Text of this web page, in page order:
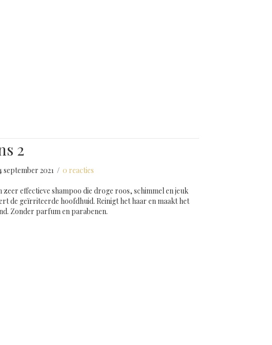
2
september 2021 / 0 reacties
zeer effectieve shampoo die droge roos, schimmel en jeuk
de geïrriteerde hoofdhuid. Reinigt het haar en maakt het
Zonder parfum en parabenen.